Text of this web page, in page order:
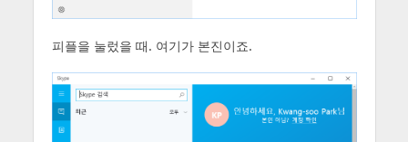
피플을 눌렀을 때. 여기가 본진이죠.